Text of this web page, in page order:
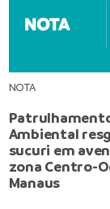
NOTA
Ambiental
sucuri em
zona Centro-
Manaus